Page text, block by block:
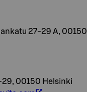
27-29 A,
00150 Helsinki